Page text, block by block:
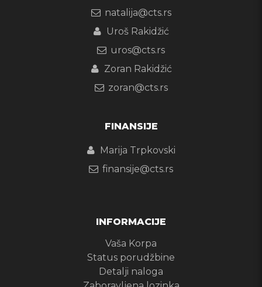
natalija@cts.rs
Uroš Rakidžić
uros@cts.rs
Zoran Rakidžić
zoran@cts.rs
FINANSIJE
Marija Trpkovski
finansije@cts.rs
INFORMACIJE
Vaša Korpa
Status porudžbine
Detalji naloga